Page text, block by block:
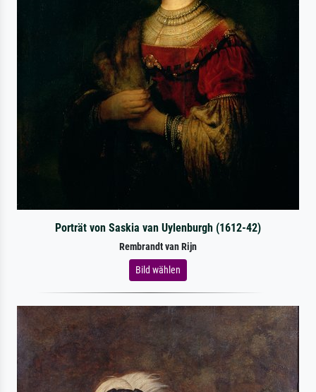
Porträt von Saskia van Uylenburgh (1612-42)
Rembrandt van Rijn
Bild wählen